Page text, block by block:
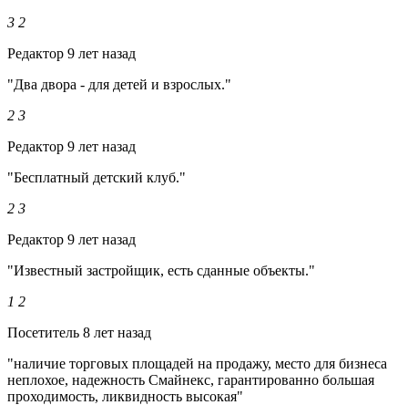
3 2
Редактор 9 лет назад
"Два двора - для детей и взрослых."
2 3
Редактор 9 лет назад
"Бесплатный детский клуб."
2 3
Редактор 9 лет назад
"Известный застройщик, есть сданные объекты."
1 2
Посетитель 8 лет назад
"наличие торговых площадей на продажу, место для бизнеса
неплохое, надежность Смайнекс, гарантированно большая
проходимость, ликвидность высокая"